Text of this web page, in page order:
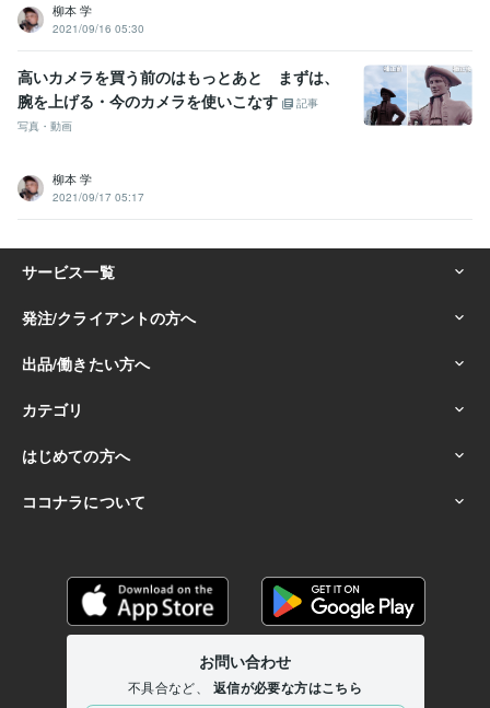
柳本 学
2021/09/16 05:30
高いカメラを買う前のはもっとあと まずは、
腕を上げる・今のカメラを使いこなす
記事
写真・動画
柳本 学
2021/09/17 05:17